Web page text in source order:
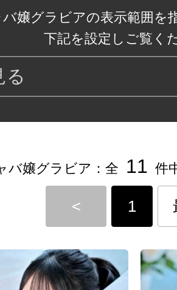
バ嬢グラビアの表示範囲を
下記を設定しご覧く
バ嬢グラビア：全 11 件
< 1